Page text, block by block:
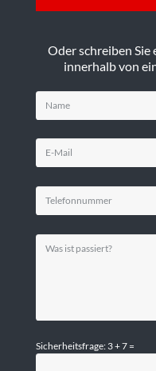
Oder schreiben Sie
innerhalb von
Sicherheitsfrage: 3 + 7 =